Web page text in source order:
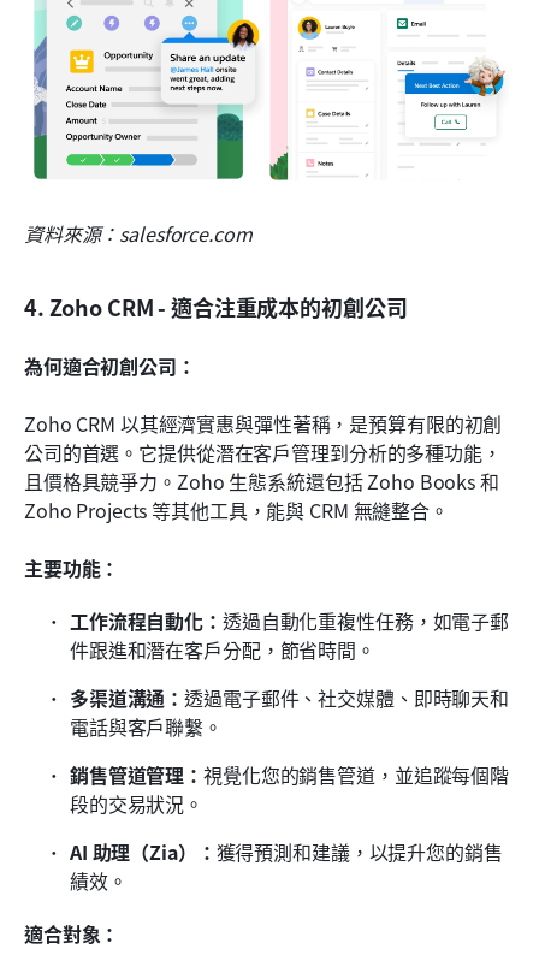
資料來源：salesforce.com
4. Zoho CRM - 適合注重成本的初創公司
為何適合初創公司：
Zoho CRM 以其經濟實惠與彈性著稱，是預算有限的初創
公司的首選。它提供從潛在客戶管理到分析的多種功能，
且價格具競爭力。Zoho 生態系統還包括 Zoho Books 和
Zoho Projects 等其他工具，能與 CRM 無縫整合。
主要功能：
工作流程自動化： 透過自動化重複性任務，如電子郵
件跟進和潛在客戶分配，節省時間。
多渠道溝通：透過電子郵件、社交媒體、即時聊天和
電話與客戶聯繫。
銷售管道管理：視覺化您的銷售管道，並追蹤每個階
段的交易狀況。
AI 助理（Zia）： 獲得預測和建議，以提升您的銷售
績效。
適合對象：